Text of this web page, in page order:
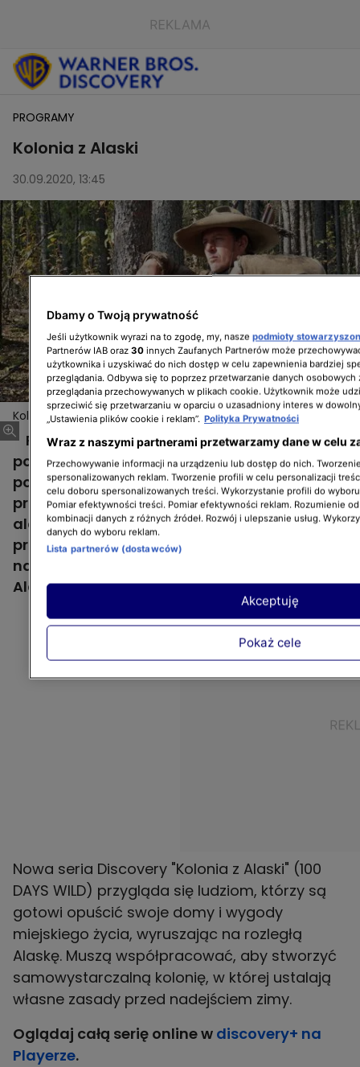
PROGRAMY
Kolonia z Alaski
30.09.2020, 13:45
Kolonia z Alaski
Porzucili swój dotychczasowy tryb życia i
postanowili założyć własną społeczność
pośrodku dziczy. 7 śmiałków ma 100 dni, by
przygotować się na nadejście srogiej
alaskańskiej zimy. Czy uda im się
przystosować do trudnych warunków życia
na pustkowiu? NOWY PROGRAM "Kolonia z
Alaski" w niedziele o 13:00 w Discovery.
Nowa seria Discovery "Kolonia z Alaski" (100
DAYS WILD) przygląda się ludziom, którzy są
gotowi opuścić swoje domy i wygody
miejskiego życia, wyruszając na rozległą
Alaskę. Muszą współpracować, aby stworzyć
samowystarczalną kolonię, w której ustalają
własne zasady przed nadejściem zimy.
Oglądaj całą serię online w discovery+ na
Playerze.
Dbamy o Twoją prywatność
Jeśli użytkownik wyrazi na to zgodę, my, nasze podmioty
Partnerów IAB oraz 30 innych Zaufanych Partnerów może
użytkownika i uzyskiwać do nich dostęp w celu zapewnienia bardziej
przeglądania. Odbywa się to poprzez przetwarzanie danych osobowych
przeglądania przechowywanych w plikach cookie. Użytkownik może
sprzeciwić się przetwarzaniu w oparciu o uzasadniony interes w
„Ustawienia plików cookie i reklam”. Polityka Prywatności
Wraz z naszymi partnerami przetwarzamy dane w celu
Przechowywanie informacji na urządzeniu lub dostęp do nich.
spersonalizowanych reklam. Tworzenie profili w celu personalizacji
celu doboru spersonalizowanych treści. Wykorzystanie profili do
Pomiar efektywności treści. Pomiar efektywności reklam. Rozumienie
kombinacji danych z różnych źródeł. Rozwój i ulepszanie usług.
danych do wyboru reklam.
Lista partnerów (dostawców)
Pokaż cele
Akceptuję